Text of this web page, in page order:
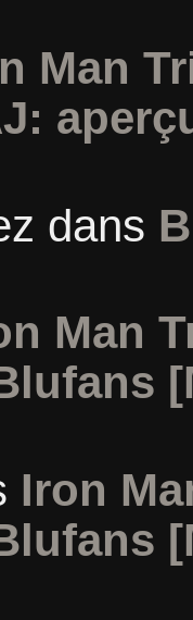
Man
dans
Man
Iron